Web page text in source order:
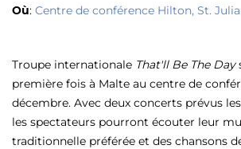
Où: Centre de conférence Hilton, St.
Troupe internationale That'll Be The Day
première fois à Malte au centre de
décembre. Avec deux concerts prévus les
les spectateurs pourront écouter leur
traditionnelle préférée et des chansons